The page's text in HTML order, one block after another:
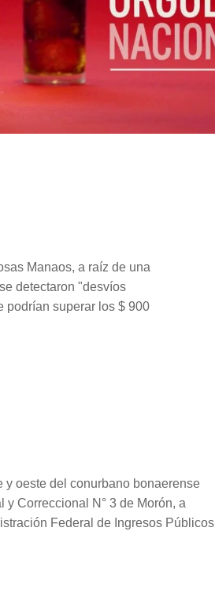
Manaos, a raíz de una
detectaron "desvíos
podrían superar los $ 900
oeste del conurbano bonaerense
Correccional N° 3 de Morón, a
Federal de Ingresos Públicos